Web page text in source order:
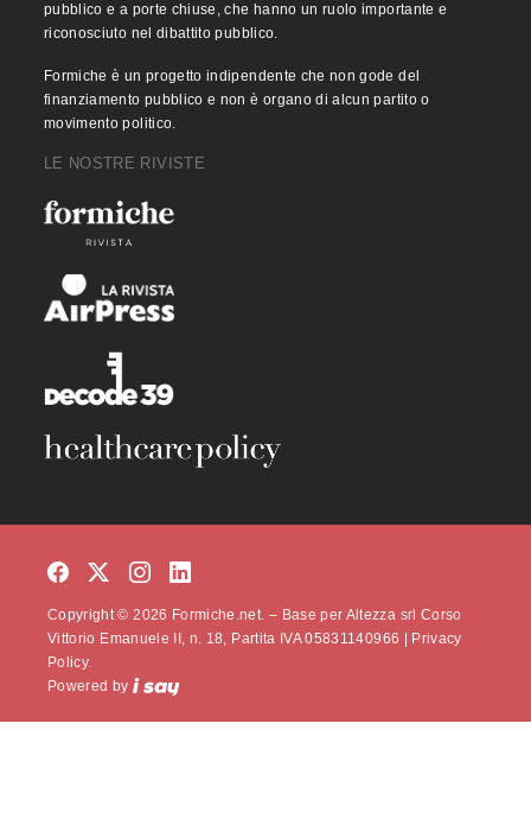
pubblico e a porte chiuse, che hanno un ruolo importante e
riconosciuto nel dibattito pubblico.
Formiche è un progetto indipendente che non gode del
finanziamento pubblico e non è organo di alcun partito o
movimento politico.
LE NOSTRE RIVISTE
Copyright © 2026 Formiche.net. – Base per Altezza srl Corso
Vittorio Emanuele II, n. 18, Partita IVA 05831140966 |
Privacy
Policy.
Powered by